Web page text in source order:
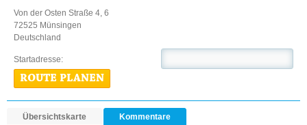
Von der Osten Straße 4, 6
72525 Münsingen
Deutschland
Startadresse:
ROUTE PLANEN
Übersichtskarte Kommentare